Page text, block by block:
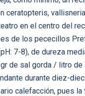
ceratopteris,
en el centro del
de los pececillos
7-8), de dureza
de sal gorda / litro de
durante diez-
calefacción, pues la